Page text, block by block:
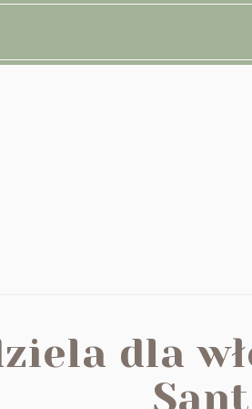
dla